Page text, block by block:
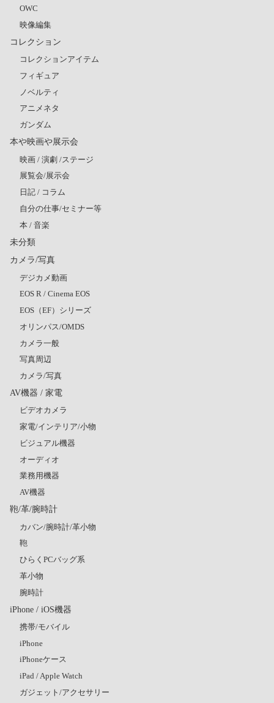
OWC
映像編集
コレクション
コレクションアイテム
フィギュア
ノベルティ
アニメネタ
ガンダム
本や映画や展示会
映画 / 演劇 /ステージ
展覧会/展示会
日記 / コラム
自分の仕事/セミナー等
本 / 音楽
未分類
カメラ/写真
デジカメ動画
EOS R / Cinema EOS
EOS（EF）シリーズ
オリンパス/OMDS
カメラ一般
写真周辺
カメラ/写真
AV機器 / 家電
ビデオカメラ
家電/インテリア/小物
ビジュアル機器
オーディオ
業務用機器
AV機器
鞄/革/腕時計
カバン/腕時計/革小物
鞄
ひらくPCバッグ系
革小物
腕時計
iPhone / iOS機器
携帯/モバイル
iPhone
iPhoneケース
iPad / Apple Watch
ガジェット/アクセサリー